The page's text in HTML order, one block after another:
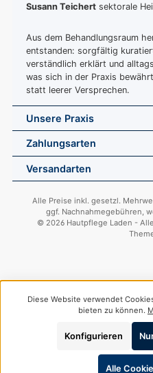
Susann Teichert sektorale
Aus dem Behandlungsraum
entstanden: sorgfältig
verständlich erklärt und
was sich in der Praxis
statt leerer Versprechen.
Unsere Praxis
Zahlungsarten
Versandarten
Alle Preise inkl. gesetzl.
ggf. Nachnahmegebühren,
© 2026 Hautpflege Laden -
Diese Website verwendet
bieten zu können.
Konfigurieren
Alle